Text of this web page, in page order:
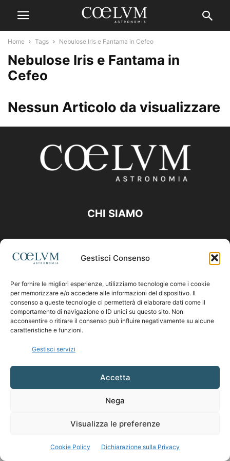
Gestisci Consenso
Per fornire le migliori esperienze, utilizziamo tecnologie come i cookie
per memorizzare e/o accedere alle informazioni del dispositivo. Il
consenso a queste tecnologie ci permetterà di elaborare dati come il
comportamento di navigazione o ID unici su questo sito. Non
acconsentire o ritirare il consenso può influire negativamente su alcune
caratteristiche e funzioni.
Gestisci servizi
Accetta
Nega
Visualizza le preferenze
Cookie Policy Dichiarazione sulla Privacy
Home Tags Nebulose Iris e Fantama in Cefeo
Nebulose Iris e Fantama in
Cefeo
Nessun Articolo da visualizzare
CHI SIAMO